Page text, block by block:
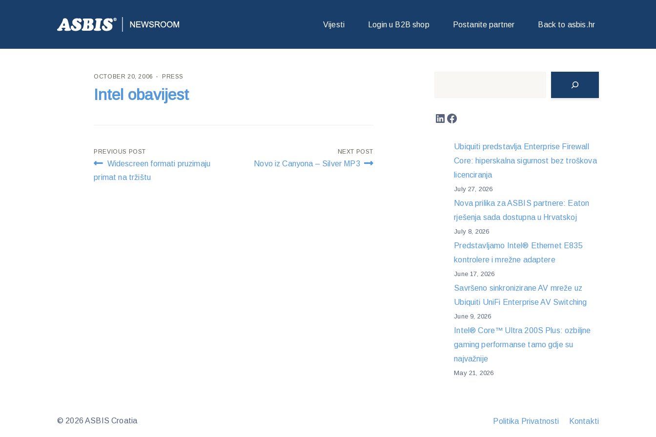
Vijesti Login u B2B shop Postanite partner Back to asbis.hr
ASBIS CROATIA>PRESS> INTEL OBAVIJEST
OCTOBER 20, 2006 PRESS
Intel obavijest
Post
navigation
PREVIOUS POST
Widescreen formati pruzimaju
primat na tržištu
NEXT POST
Novo iz Canyona – Silver MP3
LinkedIn
Facebook
Ubiquiti predstavlja Enterprise Firewall
Core: hiperskalna sigurnost bez troškova
licenciranja
July 27, 2026
Nova prilika za ASBIS partnere: Eaton
rješenja sada dostupna u Hrvatskoj
July 8, 2026
Predstavljamo Intel® Ethernet E835
kontrolere i mrežne adaptere
June 17, 2026
Savršeno sinkronizirane AV mreže uz
Ubiquiti UniFi Enterprise AV Switching
June 9, 2026
Intel® Core™ Ultra 200S Plus: ozbiljne
gaming performanse tamo gdje su
najvažnije
May 21, 2026
© 2026 ASBIS Croatia Politika Privatnosti Kontakti